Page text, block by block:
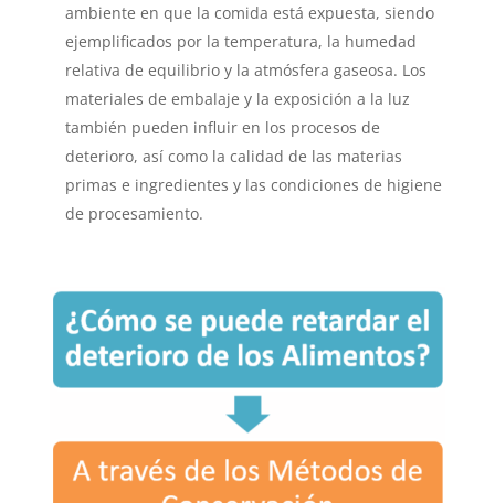
ambiente en que la comida está expuesta, siendo
ejemplificados por la temperatura, la humedad
relativa de equilibrio y la atmósfera gaseosa. Los
materiales de embalaje y la exposición a la luz
también pueden influir en los procesos de
deterioro, así como la calidad de las materias
primas e ingredientes y las condiciones de higiene
de procesamiento.